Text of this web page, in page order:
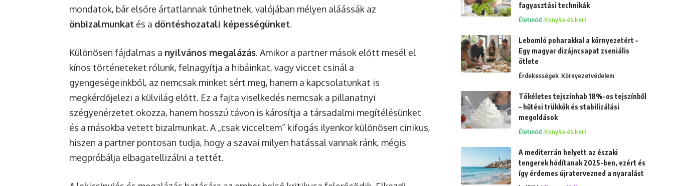
mondatok, bár elsőre ártatlannak tűnhetnek, valójában mélyen aláássák az
önbizalmunkat és a döntéshozatali képességünket.
Különösen fájdalmas a nyilvános megalázás. Amikor a partner mások előtt mesél el
kínos történeteket rólunk, felnagyítja a hibáinkat, vagy viccet csinál a
gyengeségeinkből, az nemcsak minket sért meg, hanem a kapcsolatunkat is
megkérdőjelezi a külvilág előtt. Ez a fajta viselkedés nemcsak a pillanatnyi
szégyenérzetet okozza, hanem hosszú távon is károsítja a társadalmi megítélésünket
és a másokba vetett bizalmunkat. A „csak vicceltem” kifogás ilyenkor különösen cinikus,
hiszen a partner pontosan tudja, hogy a szavai milyen hatással vannak ránk, mégis
megpróbálja elbagatellizálni a tettét.
fagyasztási technikák
Életmód Konyha és kert
Lebomló poharakkal a környezetért –
Egy magyar dizájncsapat zseniális
ötlete
Érdekességek Környezetvédelem
Tökéletes tejszínhab 18%-os tejszínből
– hűtési trükkök és stabilizálási
megoldások
Életmód Konyha és kert
A mediterrán helyett az északi
tengerek hódítanak 2025-ben, ezért és
így érdemes újratervezned a nyaralást